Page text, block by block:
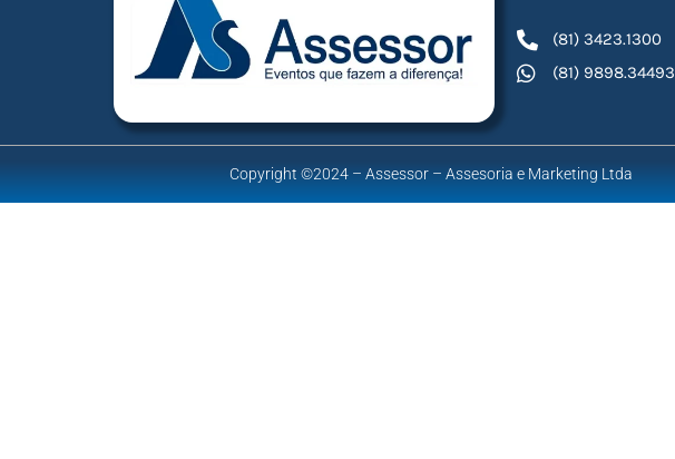
(81) 3423.1300
(81) 9898.34493
Copyright ©2024 – Assessor – Assesoria e Marketing Ltda